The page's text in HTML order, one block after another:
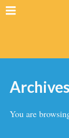
You are